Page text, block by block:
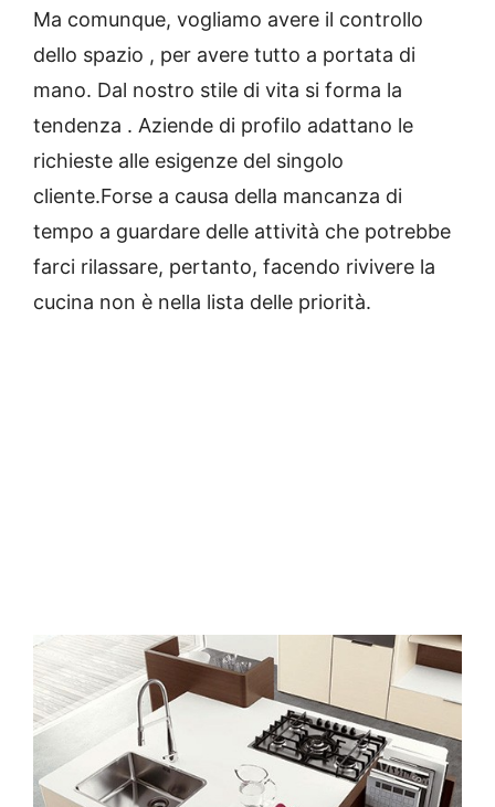
Ma comunque, vogliamo avere il controllo
dello spazio , per avere tutto a portata di
mano. Dal nostro stile di vita si forma la
tendenza . Aziende di profilo adattano le
richieste alle esigenze del singolo
cliente.Forse a causa della mancanza di
tempo a guardare delle attività che potrebbe
farci rilassare, pertanto, facendo rivivere la
cucina non è nella lista delle priorità.